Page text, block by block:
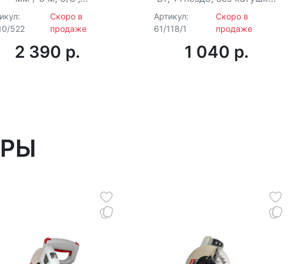
±4°,
питание от 2×АА
522
Скоро в
продаже
2 390 p.
IP44
Артикул:
61/118/1
Скоро в
продаже
1 040 p.